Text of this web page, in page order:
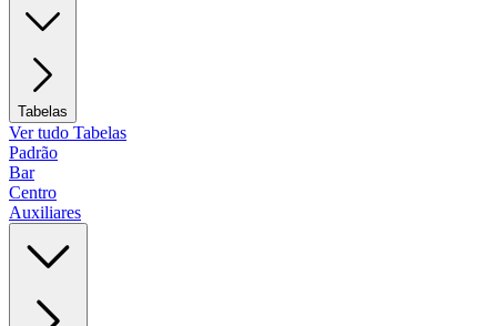
Tabelas
Ver tudo Tabelas
Padrão
Bar
Centro
Auxiliares